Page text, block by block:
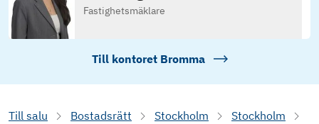
Fastighetsmäklare
Till kontoret Bromma
Till salu Bostadsrätt Stockholm
Stockholm